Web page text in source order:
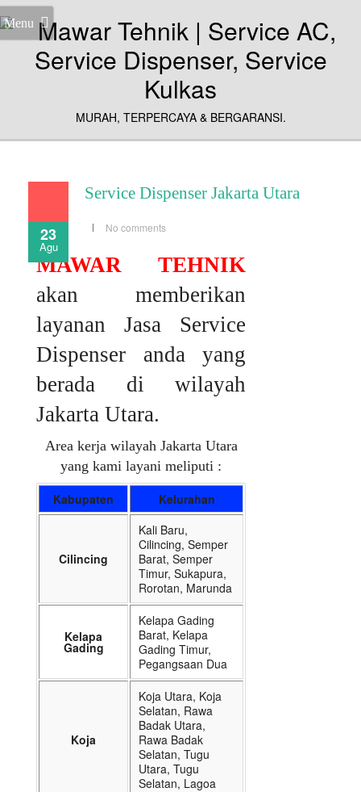
Menu
MURAH, TERPERCAYA & BERGARANSI.
23
Agu
Service Dispenser Jakarta Utara
No comments
MAWAR TEHNIK
akan memberikan
layanan Jasa Service
Dispenser anda yang
berada di wilayah
Jakarta Utara.
Area kerja wilayah Jakarta Utara
yang kami layani meliputi :
Kabupaten Kelurahan
Cilincing
Kali Baru,
Cilincing, Semper
Barat, Semper
Timur, Sukapura,
Rorotan, Marunda
Kelapa
Gading
Kelapa Gading
Barat, Kelapa
Gading Timur,
Pegangsaan Dua
Koja
Koja Utara, Koja
Selatan, Rawa
Badak Utara,
Rawa Badak
Selatan, Tugu
Utara, Tugu
Selatan, Lagoa